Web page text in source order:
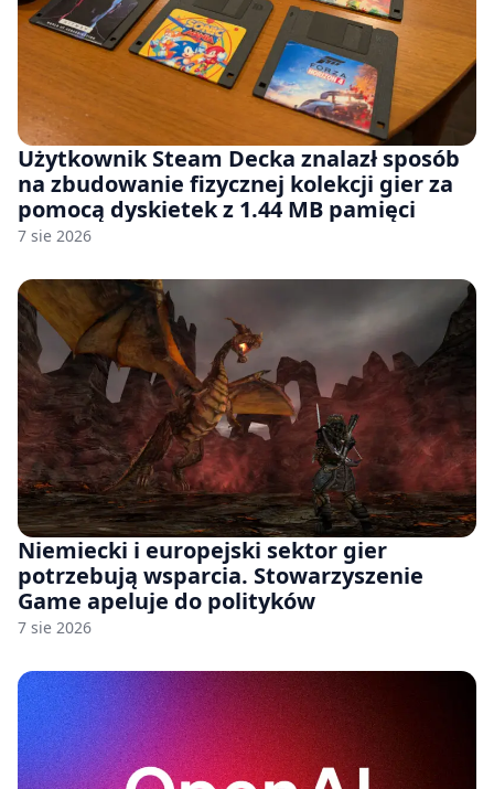
Użytkownik Steam Decka znalazł sposób
na zbudowanie fizycznej kolekcji gier za
pomocą dyskietek z 1.44 MB pamięci
7 sie 2026
Niemiecki i europejski sektor gier
potrzebują wsparcia. Stowarzyszenie
Game apeluje do polityków
7 sie 2026